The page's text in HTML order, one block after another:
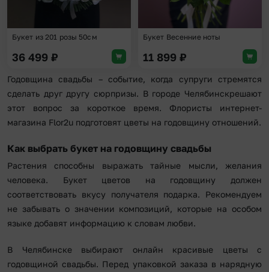
Букет из 201 розы 50см
36 499 ₽
Букет Весенние ноты
11 899 ₽
Годовщина свадьбы – событие, когда супруги стремятся
сделать друг другу сюрпризы. В городе Челябинскрешают
этот вопрос за короткое время. Флористы интернет-
магазина Flor2u подготовят цветы на годовщину отношений.
Как выбрать букет на годовщину свадьбы
Растения способны выражать тайные мысли, желания
человека. Букет цветов на годовщину должен
соответствовать вкусу получателя подарка. Рекомендуем
не забывать о значении композиций, которые на особом
языке добавят информацию к словам любви.
В Челябинске выбирают онлайн красивые цветы с
годовщиной свадьбы. Перед упаковкой заказа в нарядную